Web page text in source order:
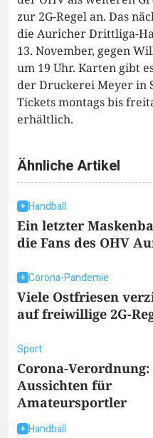
zur 2G-Regel an. Das
die Auricher Drittliga-
13. November, gegen
um 19 Uhr. Karten gibt
der Druckerei Meyer in
Tickets montags bis
erhältlich.
Ähnliche Artikel
Handball
Ein letzter
die Fans des OHV
Corona-Pandemie
Viele Ostfriesen
auf freiwillige 2G-
Sport
Corona-Verordnung:
Aussichten für
Amateursportler
Handball